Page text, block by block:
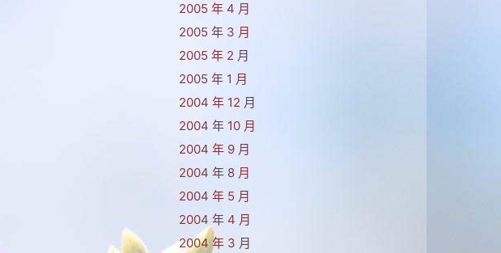
2005 年 4 月
2005 年 3 月
2005 年 2 月
2005 年 1 月
2004 年 12 月
2004 年 10 月
2004 年 9 月
2004 年 8 月
2004 年 5 月
2004 年 4 月
2004 年 3 月